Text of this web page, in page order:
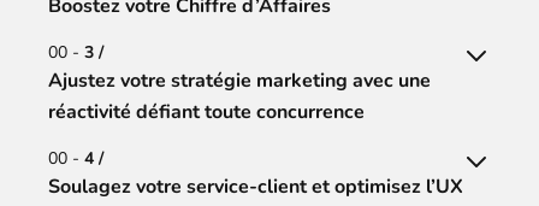
Boostez votre Chiffre d’Affaires
00 - 3 /
Ajustez votre stratégie marketing avec une
réactivité défiant toute concurrence
00 - 4 /
Soulagez votre service-client et optimisez l’UX